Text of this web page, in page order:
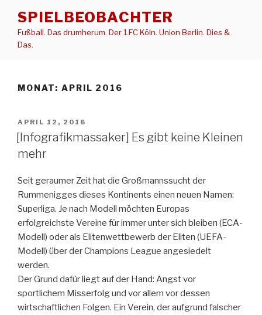
Inhalt
springen
SPIELBEOBACHTER
Fußball. Das drumherum. Der 1.FC Köln. Union Berlin. Dies &
Das.
MONAT: APRIL 2016
VERÖFFENTLICHT
AM
APRIL 12, 2016
[Infografikmassaker] Es gibt keine Kleinen
mehr
Seit geraumer Zeit hat die Großmannssucht der
Rummenigges dieses Kontinents einen neuen Namen:
Superliga. Je nach Modell möchten Europas
erfolgreichste Vereine für immer unter sich bleiben (ECA-
Modell) oder als Elitenwettbewerb der Eliten (UEFA-
Modell) über der Champions League angesiedelt
werden.
Der Grund dafür liegt auf der Hand: Angst vor
sportlichem Misserfolg und vor allem vor dessen
wirtschaftlichen Folgen. Ein Verein, der aufgrund falscher